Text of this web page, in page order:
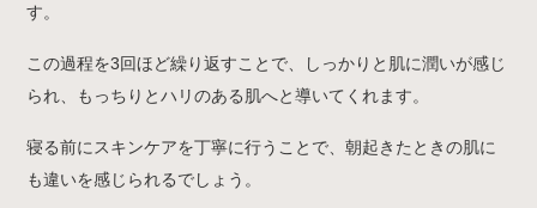
す。
この過程を3回ほど繰り返すことで、しっかりと肌に潤いが感じ
られ、もっちりとハリのある肌へと導いてくれます。
寝る前にスキンケアを丁寧に行うことで、朝起きたときの肌に
も違いを感じられるでしょう。